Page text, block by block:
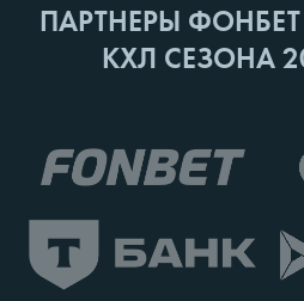
ПАРТНЕРЫ
КХЛ СЕЗОНА